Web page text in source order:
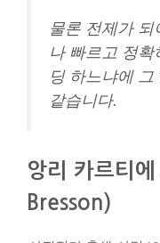
물론 전제가 되
나 빠르고 정
딩 하느냐에
같습니다.
앙리 카르티
Bresson)